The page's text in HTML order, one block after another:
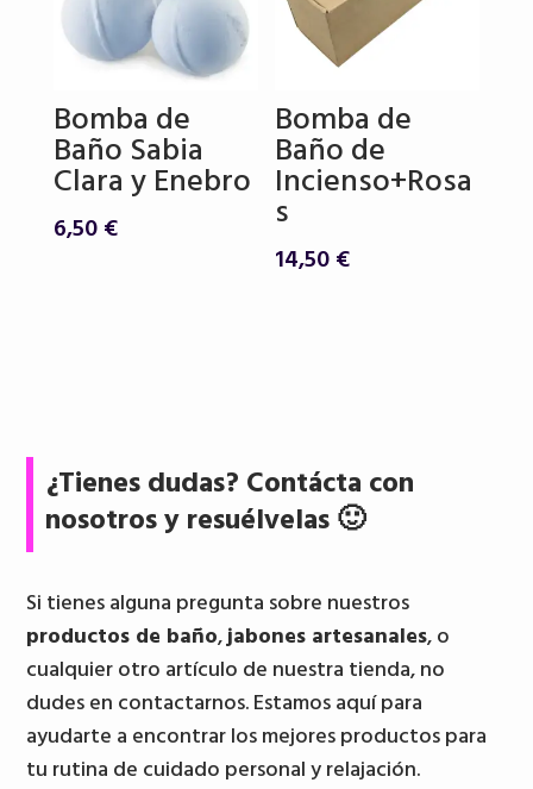
Bomba de
Baño Sabia
Clara y Enebro
6,50€
Bomba de
Baño de
Incienso+Rosa
s
14,50€
¿Tienes dudas? Contácta con
nosotros y resuélvelas 🙂
Si tienes alguna pregunta sobre nuestros
productos de baño,jabones artesanales, o
cualquier otro artículo de nuestra tienda, no
dudes en contactarnos. Estamos aquí para
ayudarte a encontrar los mejores productos para
tu rutina de cuidado personal y relajación.